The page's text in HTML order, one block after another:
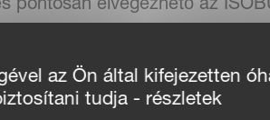
amennyiben a IsoMatch
helyspecifikusan
az Ön által kifejezetten
tudja - részletek